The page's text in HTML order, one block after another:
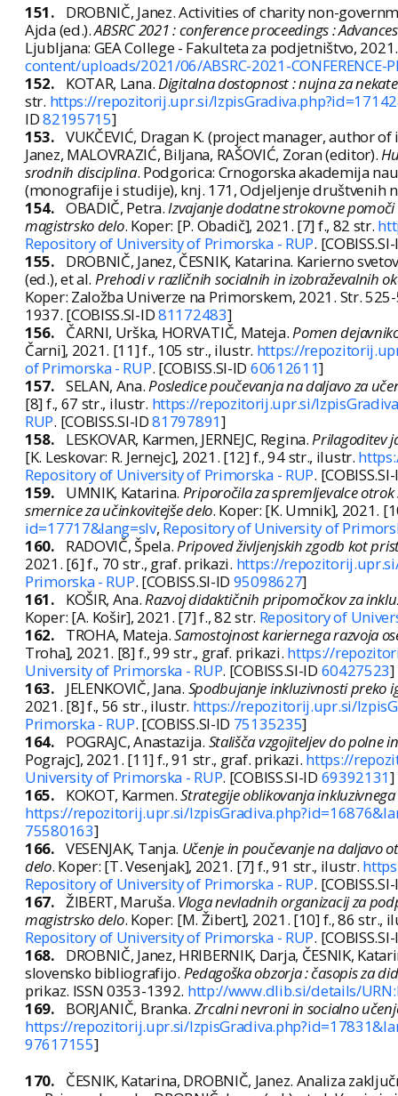
151.
DROBNIČ, Janez. Activities of charity non-
Ajda (ed.).ABSRC 2021 : conference proceedings :
Ljubljana: GEA College - Fakulteta za podjetništvo,
content/uploads/2021/06/ABSRC-2021-CONFERENCE-
152.
KOTAR, Lana.Digitalna dostopnost : nujna za
str. https://repozitorij.upr.si/
ID82195715]
153. VUKČEVIĆ, Dragan K. (project manager, author
Janez, MALOVRAZIĆ, Biljana, RAŠOVIĆ, Zoran (editor).
srodnih disciplina. Podgorica: Crnogorska akademija
(monografije i studije), knj. 171, Odjeljenje društvenih
154. OBADIČ, Petra.Izvajanje dodatne strokovne
magistrsko delo. Koper: [P. Obadič], 2021. [7] f., 82 str.
Repository of University of Primorska - RUP.
155.
DROBNIČ, Janez, ČESNIK, Katarina. Karierno
(ed.), et al. Prehodi v različnih socialnih in izobraževalnih
Koper: Založba Univerze na Primorskem, 2021. Str.
1937. [COBISS.SI-ID81172483]
156.
ČARNI, Urška, HORVATIČ, Mateja.Pomen
Čarni], 2021. [11] f., 105 str., ilustr. https://
of Primorska - RUP. [COBISS.SI-ID 60612611]
157. SELAN, Ana.Posledice poučevanja na daljavo za
[8] f., 67 str., ilustr. https://repozitorij.upr.si/
RUP. [COBISS.SI-ID81797891]
158.
LESKOVAR, Karmen, JERNEJC, Regina.Prilagoditev
[K. Leskovar: R. Jernejc], 2021. [12] f., 94 str., ilustr.
Repository of University of Primorska - RUP.
159.
UMNIK, Katarina. Priporočila za spremljevalce
smernice za učinkovitejše delo. Koper: [K. Umnik], 2021.
id=17717&lang=slv, Repository of University of
160.
RADOVIČ, Špela.Pripoved življenjskih zgodb kot
2021. [6] f., 70 str., graf. prikazi. https://
Primorska - RUP. [COBISS.SI-ID 95098627]
161.
KOŠIR, Ana.Razvoj didaktičnih pripomočkov za
Koper: [A. Košir], 2021. [7] f., 82 str. Repository of
162.
TROHA, Mateja.Samostojnost kariernega razvoja
Troha], 2021. [8] f., 99 str., graf. prikazi. https://
University of Primorska - RUP. [COBISS.SI-ID 60427523]
163.
JELENKOVIČ, Jana. Spodbujanje inkluzivnosti preko
2021. [8] f., 56 str., ilustr. https://repozitorij.upr.si/
Primorska - RUP. [COBISS.SI-ID 75135235]
164.
POGRAJC, Anastazija. Stališča vzgojiteljev do polne
Pograjc], 2021. [11] f., 91 str., graf. prikazi. https://
University of Primorska - RUP. [COBISS.SI-ID 69392131]
165.
KOKOT, Karmen.Strategije oblikovanja
https://repozitorij.upr.si/
75580163]
166. VESENJAK, Tanja. Učenje in poučevanje na daljavo
delo. Koper: [T. Vesenjak], 2021. [7] f., 91 str., ilustr.
Repository of University of Primorska - RUP.
167. ŽIBERT, Maruša. Vloga nevladnih organizacij za
magistrsko delo. Koper: [M. Žibert], 2021. [10] f., 86 str.,
Repository of University of Primorska - RUP.
168.
DROBNIČ, Janez, HRIBERNIK, Darja, ČESNIK,
slovensko bibliografijo. Pedagoška obzorja : časopis za
prikaz. ISSN 0353-1392. http://www.dlib.si/details/
169.
BORJANIČ, Branka. Zrcalni nevroni in socialno
https://repozitorij.upr.si/
97617155]
170.
ČESNIK, Katarina, DROBNIČ, Janez. Analiza